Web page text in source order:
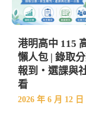
港明高中 115
懶人包 | 錄取
報到・選課與
看
2026 年 6 月 12 日